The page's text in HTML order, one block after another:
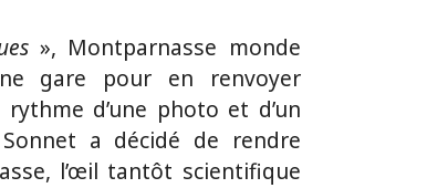
», Montparnasse monde
gare pour en renvoyer
d’une photo et d’un
a décidé de rendre
l’œil tantôt scientifique